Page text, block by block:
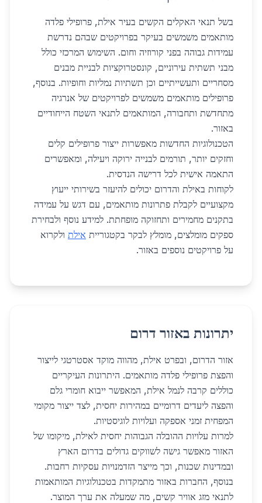
בשל תנאי האקלים הקשים בעיר אילת, פרופילי פלדה
מותאמים משמשים בעיקר בפרויקטים שבהם נדרשת
עמידות גבוהה בפני קורוזיה וחום. השימוש המרכזי כולל
מבני תשתית עירוניים, קונסטרוקציות לבניית מבנים
מסחריים ותעשייתיים וכן תשתיות נמליות וחופיות. בנוסף,
פרופילים מותאמים משמשים לפרויקטים של אנרגיה
מתחדשת ותחבורה, המותאמים לתנאי השטח הייחודיים
באזור.
הטכנולוגיות החדשות מאפשרות ייצור פרופילים קלים
וחזקים יותר, תורמים לבנייה ירוקה ויעילה, ומאפשרים
התאמה אישית לכל דרישה הנדסית.
לקוחות באילת והדרום יכולים להיעזר בשירותי ייעוץ
מקצועיים לקבלת פתרונות מותאמים, עם דגש על עמידה
בתקנים מחמירים ותחזוקה מופחתת. למידע נוסף ולבחירת
ספקים מומלצים, מומלץ לבקר בקטגוריית אילת ולקרוא
על פרויקטים נוספים באזור.
יתרונות באזור דרום
אזור הדרום, ובפרט אילת, מהווה מוקד אסטרטגי לייצור
והפצת פרופילי פלדה מותאמים. היתרונות העיקריים
כוללים קרבה לנמל אילת, המאפשר ייבוא חומרי גלם
והפצה ליעדים דרומיים במהירות יחסית, לצד ייצור מקומי
המפחית זמני אספקה ועלויות לוגיסטיות.
למרות עלויות ההובלה הגבוהות יחסית לאילת, מיקומו של
האזור מאפשר גישה לשווקים גדולים בדרום הארץ
ובמדינות שכנות, וכך מייצר הזדמנויות עסקיות רחבות.
בנוסף, החברות באזור מתמקדות בטכנולוגיות המותאמות
לתנאי מזג אוויר קשים, מה שמעלה את ערך המוצר.